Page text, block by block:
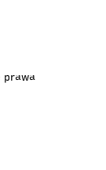
prawa